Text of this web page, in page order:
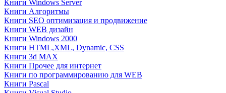
Книги Windows Server
Книги Алгоритмы
Книги SEO оптимизация и продвижение
Книги WEB дизайн
Книги Windows 2000
Книги HTML,XML, Dynamic, CSS
Книги 3d MAX
Книги Прочее для интернет
Книги по программированию для WEB
Книги Pascal